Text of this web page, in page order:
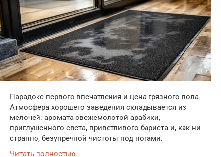
Парадокс первого впечатления и цена грязного пола
Атмосфера хорошего заведения складывается из
мелочей: аромата свежемолотой арабики,
приглушенного света, приветливого бариста и, как ни
странно, безупречной чистоты под ногами.
Читать полностью